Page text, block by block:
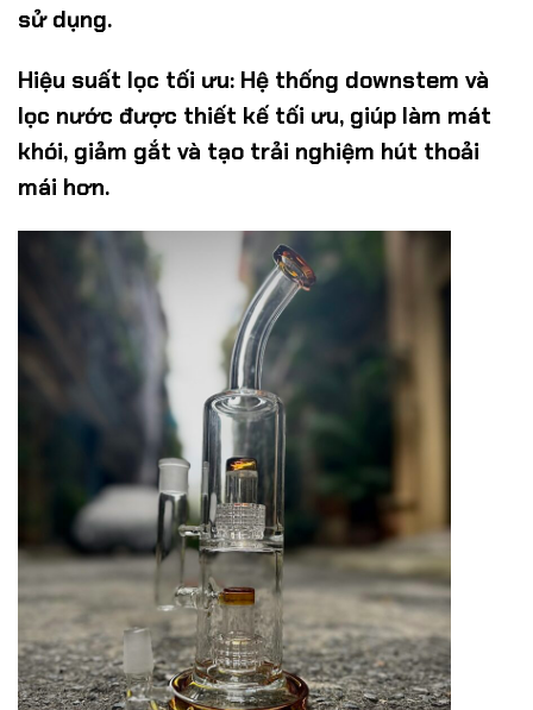
sử dụng.
Hiệu suất lọc tối ưu: Hệ thống downstem và
lọc nước được thiết kế tối ưu, giúp làm mát
khói, giảm gắt và tạo trải nghiệm hút thoải
mái hơn.